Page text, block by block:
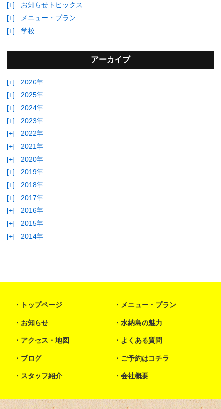
[+]
お知らせトピックス
[+]
メニュー・プラン
[+]
学校
アーカイブ
[+]
2026年
[+]
2025年
[+]
2024年
[+]
2023年
[+]
2022年
[+]
2021年
[+]
2020年
[+]
2019年
[+]
2018年
[+]
2017年
[+]
2016年
[+]
2015年
[+]
2014年
トップページ メニュー・プラン
お知らせ 水納島の魅力
アクセス・地図 よくある質問
ブログ ご予約はコチラ
スタッフ紹介 会社概要